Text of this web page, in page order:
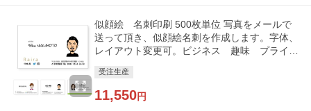
似顔絵 名刺印刷 500枚単位 写真をメールで
送って頂き、似顔絵名刺を作成します。字体、
レイアウト変更可。ビジネス 趣味 プライベ
受注生産
11,550円